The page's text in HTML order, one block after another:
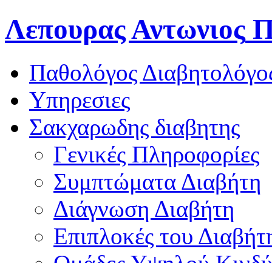
Λεπουρας Αντωνιος
Παθολόγος
Υπηρεσιες
Σακχαρωδης διαβητης
Γενικές Πληροφορίες
Συμπτώματα Διαβήτη
Διάγνωση Διαβήτη
Επιπλοκές του